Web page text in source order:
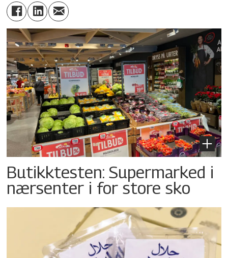
Butikktesten: Supermarked i
nærsenter i for store sko